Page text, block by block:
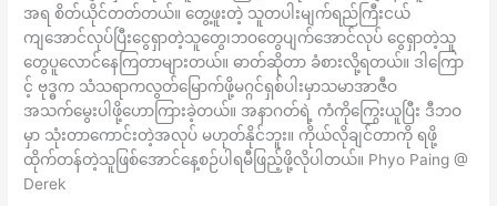
အရ စိတ်ယိုင်တတ်တယ်။ တွေ့ဖူးတဲ့ သူတပါးမျက်ရည်ကြီးငယ်
ကျအောင်လုပ်ပြီးငွေရှာတဲ့သူတွေ၊ဘဝတွေပျက်အောင်လုပ် ငွေရှာတဲ့သူ
တွေပူလောင်နေကြတာများတယ်။​ ဓာတ်ဆိုတာ ခံစားလို့ရတယ်။ ဒါကြော
င့် ဗုဒ္ဓက သံသရာကလွတ်မြောက်ဖို့မဂ္ဂင်ရှစ်ပါးမှာသမာအာဇီဝ
အသက်မွေးပါဖို့ဟောကြားခဲ့တယ်။​ အနာဂတ်ရဲ့ ကံကိုကြွေးယူပြီး ဒီဘဝ
မှာ သုံးတာကောင်းတဲ့အလုပ် မဟုတ်နိုင်ဘူး။ ကိုယ်လိုချင်တာကို ရဖို့
ထိုက်တန်တဲ့သူဖြစ်အောင်နေ့စဉ်ပါရမီဖြည့်ဖို့လိုပါတယ်။​ Phyo Paing @
Derek